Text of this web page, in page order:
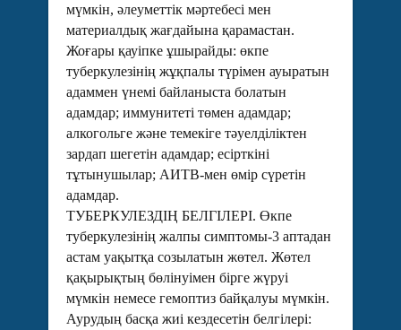
мүмкін, әлеуметтік мәртебесі мен
материалдық жағдайына қарамастан.
Жоғары қауіпке ұшырайды: өкпе
туберкулезінің жұқпалы түрімен ауыратын
адаммен үнемі байланыста болатын
адамдар; иммунитеті төмен адамдар;
алкогольге және темекіге тәуелділіктен
зардап шегетін адамдар; есірткіні
тұтынушылар; АИТВ-мен өмір сүретін
адамдар.
ТУБЕРКУЛЕЗДІҢ БЕЛГІЛЕРІ. Өкпе
туберкулезінің жалпы симптомы-3 аптадан
астам уақытқа созылатын жөтел. Жөтел
қақырықтың бөлінуімен бірге жүруі
мүмкін немесе гемоптиз байқалуы мүмкін.
Аурудың басқа жиі кездесетін белгілері: